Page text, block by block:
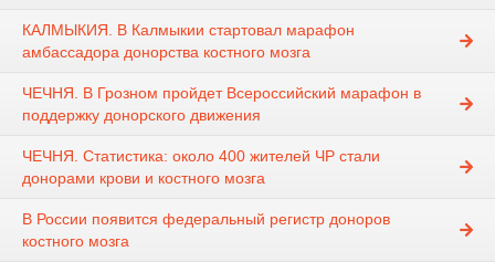
КАЛМЫКИЯ. В Калмыкии стартовал марафон
амбассадора донорства костного мозга
ЧЕЧНЯ. В Грозном пройдет Всероссийский марафон в
поддержку донорского движения
ЧЕЧНЯ. Статистика: около 400 жителей ЧР стали
донорами крови и костного мозга
В России появится федеральный регистр доноров
костного мозга